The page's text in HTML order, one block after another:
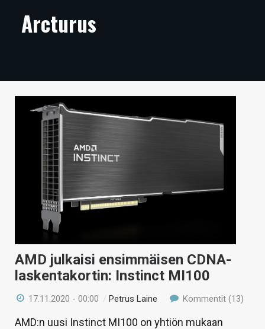
ARTIKKELIT
TECHBBS
TIETOA
VAIHDA TEEMA
HAKU
Arcturus
AMD julkaisi ensimmäisen CDNA-
laskentakortin: Instinct MI100
17.11.2020 - 00:00 /Petrus Laine Kommentit (13)
AMD:n uusi Instinct MI100 on yhtiön mukaan